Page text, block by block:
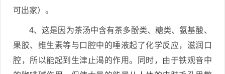
可出家）。
4、这是因为茶汤中含有茶多酚类、糖类、氨基酸、
果胶、维生素等与口腔中的唾液起了化学反应，滋润口
腔，所以能起到生津止渴的作用。同时，由于铁观音中